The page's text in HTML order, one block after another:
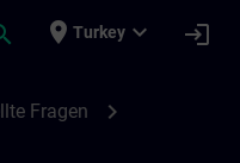
place Turkey expand_more login
Fragen chevron_right